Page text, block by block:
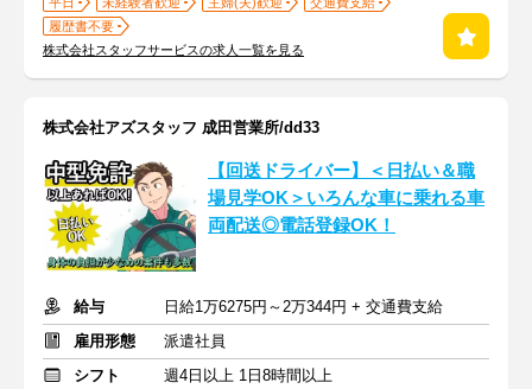
履歴書不要
株式会社スタッフサービスの求人一覧を見る
株式会社アズスタッフ 成田営業所/dd33
【回送ドライバー】＜日払い＆職
場見学OK＞いろんな車に乗れる車
両配送◎電話登録OK！
給与
日給1万6275円～2万344円 + 交通費支給
雇用形態
派遣社員
シフト
週4日以上 1日8時間以上